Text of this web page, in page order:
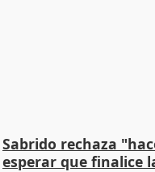
Sabrido rechaza
esperar que finalice